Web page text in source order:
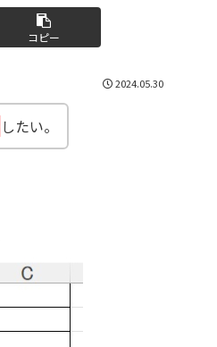
コピー
2024.05.30
したい。